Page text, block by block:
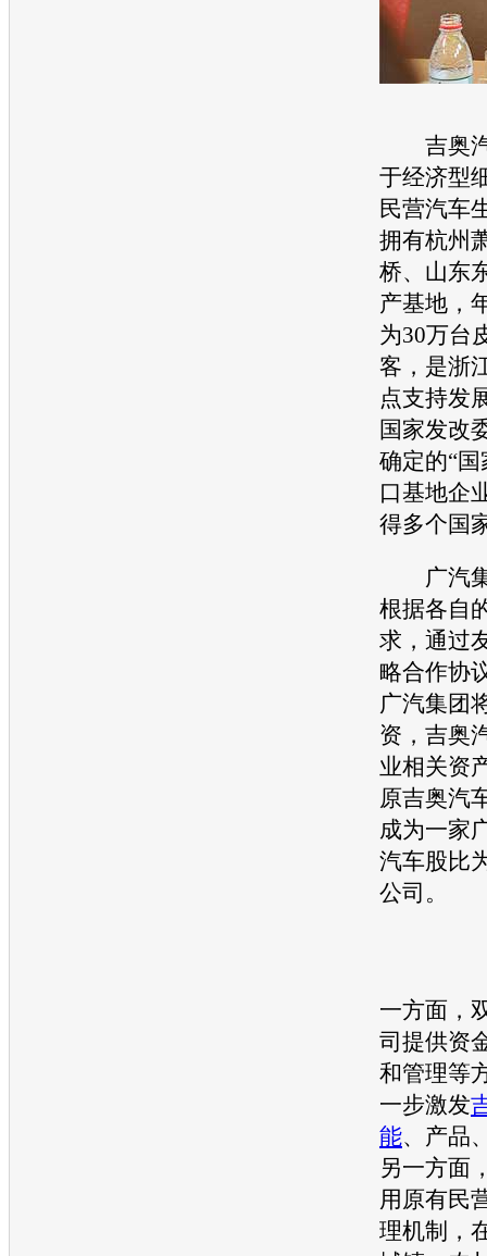
吉奥
于经济型
民营汽车
拥有杭州
桥、山东
产基地，
为30万台
客，是浙
点支持发
国家发改
确定的“
口基地企
得多个国
广汽集
根据各自
求，通过
略合作协
广汽集团
资， 吉奥
业相关资
原吉奥汽
成为一家
汽车股比
公司。
一方面，
司提供资
和管理等
一步激发
能、产品
另一方面
用原有民
理机制，